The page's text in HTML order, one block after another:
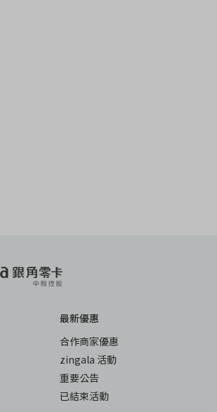
最新優惠
合作商家優惠
zingala 活動
重要公告
已結束活動